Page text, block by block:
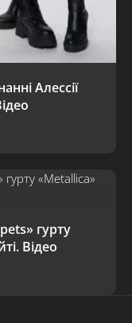
Алессії
гурту
Відео